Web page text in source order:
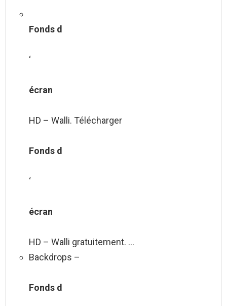
Fonds d
‘
écran
HD – Walli. Télécharger
Fonds d
‘
écran
HD – Walli gratuitement. …
Backdrops –
Fonds d